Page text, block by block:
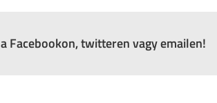
Facebookon, twitteren vagy emailen!